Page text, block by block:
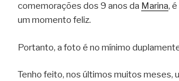
comemorações dos 9 anos da Marina,
um momento feliz.
Portanto, a foto é no mínimo
Tenho feito, nos últimos muitos meses,